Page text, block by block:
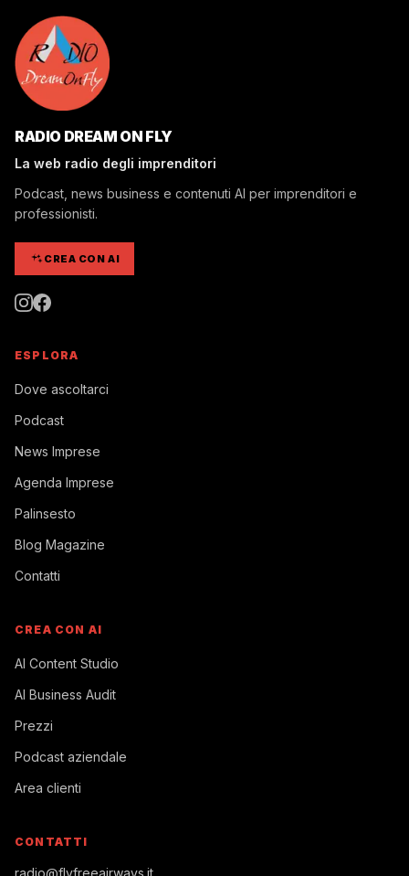
RADIO DREAM ON FLY
La web radio degli imprenditori
Podcast, news business e contenuti AI per imprenditori e
professionisti.
CREA CON AI
ESPLORA
Dove ascoltarci
Podcast
News Imprese
Agenda Imprese
Palinsesto
Blog Magazine
Contatti
CREA CON AI
AI Content Studio
AI Business Audit
Prezzi
Podcast aziendale
Area clienti
CONTATTI
radio@flyfreeairways.it